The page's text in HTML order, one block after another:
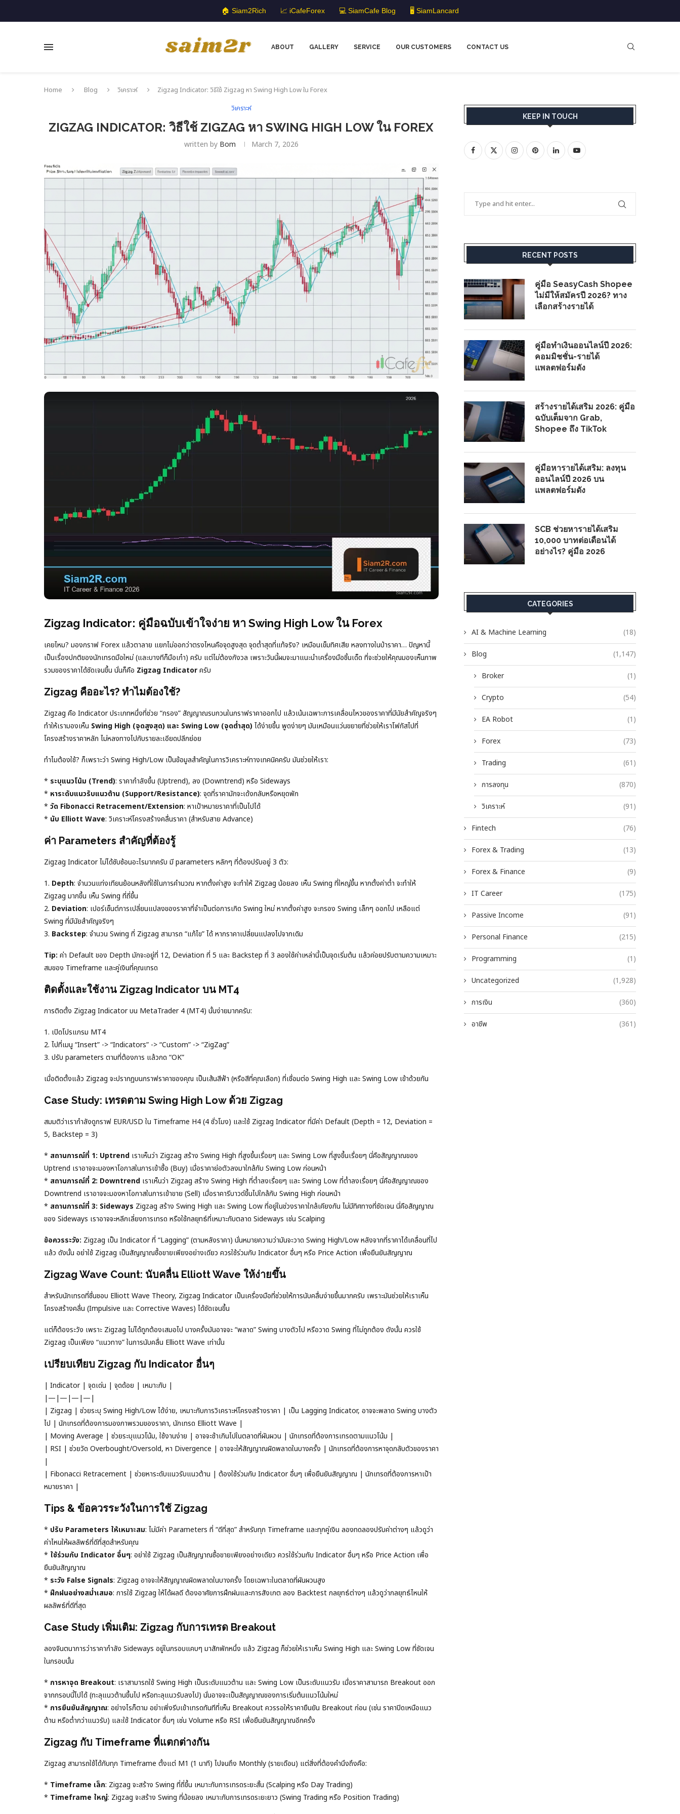
🏠 Siam2Rich 📈 iCafeForex 💻 SiamCafe Blog 🖥️ SiamLancard
ABOUT GALLERY SERVICE OUR CUSTOMERS CONTACT US
Home Blog วิเคราะห์
Zigzag Indicator: วิธีใช้ Zigzag หา Swing High Low ใน Forex
วิเคราะห์
ZIGZAG INDICATOR: วิธีใช้ ZIGZAG หา SWING HIGH LOW ใน FOREX
written by Bom March 7, 2026
Zigzag Indicator: คู่มือฉบับเข้าใจง่าย หา Swing High Low ใน Forex
เคยไหม? มองกราฟ Forex แล้วตาลาย แยกไม่ออกว่าตรงไหนคือจุดสูงสุด จุดต่ำสุดที่แท้จริง? เหมือนเข็มทิศเสีย หลงทางในป่าราคา… ปัญหานี้
เป็นเรื่องปกติของนักเทรดมือใหม่ (และบางทีก็มือเก๋า) ครับ แต่ไม่ต้องกังวล เพราะวันนี้ผมจะมาแนะนำเครื่องมือชิ้นเด็ด ที่จะช่วยให้คุณมองเห็นภาพ
รวมของราคาได้ชัดเจนขึ้น นั่นก็คือ Zigzag Indicatorครับ
Zigzag คืออะไร? ทำไมต้องใช้?
Zigzag คือ Indicator ประเภทหนึ่งที่ช่วย “กรอง” สัญญาณรบกวนในกราฟราคาออกไป แล้วเน้นเฉพาะการเคลื่อนไหวของราคาที่มีนัยสำคัญจริงๆ
ทำให้เรามองเห็น Swing High (จุดสูงสุด) และ Swing Low (จุดต่ำสุด) ได้ง่ายขึ้น พูดง่ายๆ มันเหมือนแว่นขยายที่ช่วยให้เราโฟกัสไปที่
โครงสร้างราคาหลัก ไม่หลงทางไปกับรายละเอียดปลีกย่อย
ทำไมต้องใช้? ก็เพราะว่า Swing High/Low เป็นข้อมูลสำคัญในการวิเคราะห์ทางเทคนิคครับ มันช่วยให้เรา:
* ระบุแนวโน้ม (Trend): ราคากำลังขึ้น (Uptrend), ลง (Downtrend) หรือ Sideways
* หาระดับแนวรับแนวต้าน (Support/Resistance): จุดที่ราคามักจะเด้งกลับหรือหยุดพัก
* วัด Fibonacci Retracement/Extension: หาเป้าหมายราคาที่เป็นไปได้
* นับ Elliott Wave: วิเคราะห์โครงสร้างคลื่นราคา (สำหรับสาย Advance)
ค่า Parameters สำคัญที่ต้องรู้
Zigzag Indicator ไม่ได้ซับซ้อนอะไรมากครับ มี parameters หลักๆ ที่ต้องปรับอยู่ 3 ตัว:
1. Depth: จำนวนแท่งเทียนย้อนหลังที่ใช้ในการคำนวณ หากตั้งค่าสูง จะทำให้ Zigzag น้อยลง เห็น Swing ที่ใหญ่ขึ้น หากตั้งค่าต่ำ จะทำให้
Zigzag มากขึ้น เห็น Swing ที่ถี่ขึ้น
2. Deviation: เปอร์เซ็นต์การเปลี่ยนแปลงของราคาที่จำเป็นต่อการเกิด Swing ใหม่ หากตั้งค่าสูง จะกรอง Swing เล็กๆ ออกไป เหลือแต่
Swing ที่มีนัยสำคัญจริงๆ
3. Backstep: จำนวน Swing ที่ Zigzag สามารถ “แก้ไข” ได้ หากราคาเปลี่ยนแปลงไปจากเดิม
Tip: ค่า Default ของ Depth มักจะอยู่ที่ 12, Deviation ที่ 5 และ Backstep ที่ 3 ลองใช้ค่าเหล่านี้เป็นจุดเริ่มต้น แล้วค่อยปรับตามความเหมาะ
สมของ Timeframe และคู่เงินที่คุณเทรด
ติดตั้งและใช้งาน Zigzag Indicator บน MT4
การติดตั้ง Zigzag Indicator บน MetaTrader 4 (MT4) นั้นง่ายมากครับ:
1. เปิดโปรแกรม MT4
2. ไปที่เมนู “Insert” -> “Indicators” -> “Custom” -> “ZigZag”
3. ปรับ parameters ตามที่ต้องการ แล้วกด “OK”
เมื่อติดตั้งแล้ว Zigzag จะปรากฏบนกราฟราคาของคุณ เป็นเส้นสีฟ้า (หรือสีที่คุณเลือก) ที่เชื่อมต่อ Swing High และ Swing Low เข้าด้วยกัน
Case Study: เทรดตาม Swing High Low ด้วย Zigzag
สมมติว่าเรากำลังดูกราฟ EUR/USD ใน Timeframe H4 (4 ชั่วโมง) และใช้ Zigzag Indicator ที่มีค่า Default (Depth = 12, Deviation =
5, Backstep = 3)
* สถานการณ์ที่ 1: Uptrend เราเห็นว่า Zigzag สร้าง Swing High ที่สูงขึ้นเรื่อยๆ และ Swing Low ที่สูงขึ้นเรื่อยๆ นี่คือสัญญาณของ
Uptrend เราอาจจะมองหาโอกาสในการเข้าซื้อ (Buy) เมื่อราคาย่อตัวลงมาใกล้กับ Swing Low ก่อนหน้า
* สถานการณ์ที่ 2: Downtrend เราเห็นว่า Zigzag สร้าง Swing High ที่ต่ำลงเรื่อยๆ และ Swing Low ที่ต่ำลงเรื่อยๆ นี่คือสัญญาณของ
Downtrend เราอาจจะมองหาโอกาสในการเข้าขาย (Sell) เมื่อราคารีบาวด์ขึ้นไปใกล้กับ Swing High ก่อนหน้า
* สถานการณ์ที่ 3: Sideways Zigzag สร้าง Swing High และ Swing Low ที่อยู่ในช่วงราคาใกล้เคียงกัน ไม่มีทิศทางที่ชัดเจน นี่คือสัญญาณ
ของ Sideways เราอาจจะหลีกเลี่ยงการเทรด หรือใช้กลยุทธ์ที่เหมาะกับตลาด Sideways เช่น Scalping
ข้อควรระวัง: Zigzag เป็น Indicator ที่ “Lagging” (ตามหลังราคา) นั่นหมายความว่ามันจะวาด Swing High/Low หลังจากที่ราคาได้เคลื่อนที่ไป
แล้ว ดังนั้น อย่าใช้ Zigzag เป็นสัญญาณซื้อขายเพียงอย่างเดียว ควรใช้ร่วมกับ Indicator อื่นๆ หรือ Price Action เพื่อยืนยันสัญญาณ
Zigzag Wave Count: นับคลื่น Elliott Wave ให้ง่ายขึ้น
สำหรับนักเทรดที่ชื่นชอบ Elliott Wave Theory, Zigzag Indicator เป็นเครื่องมือที่ช่วยให้การนับคลื่นง่ายขึ้นมากครับ เพราะมันช่วยให้เราเห็น
โครงสร้างคลื่น (Impulsive และ Corrective Waves) ได้ชัดเจนขึ้น
แต่ก็ต้องระวัง เพราะ Zigzag ไม่ได้ถูกต้องเสมอไป บางครั้งมันอาจจะ “พลาด” Swing บางตัวไป หรือวาด Swing ที่ไม่ถูกต้อง ดังนั้น ควรใช้
Zigzag เป็นเพียง “แนวทาง” ในการนับคลื่น Elliott Wave เท่านั้น
เปรียบเทียบ Zigzag กับ Indicator อื่นๆ
| Indicator | จุดเด่น | จุดด้อย | เหมาะกับ |
|—|—|—|—|
| Zigzag | ช่วยระบุ Swing High/Low ได้ง่าย, เหมาะกับการวิเคราะห์โครงสร้างราคา | เป็น Lagging Indicator, อาจจะพลาด Swing บางตัว
ไป | นักเทรดที่ต้องการมองภาพรวมของราคา, นักเทรด Elliott Wave |
| Moving Average | ช่วยระบุแนวโน้ม, ใช้งานง่าย | อาจจะช้าเกินไปในตลาดที่ผันผวน | นักเทรดที่ต้องการเทรดตามแนวโน้ม |
| RSI | ช่วยวัด Overbought/Oversold, หา Divergence | อาจจะให้สัญญาณผิดพลาดในบางครั้ง | นักเทรดที่ต้องการหาจุดกลับตัวของราคา
|
| Fibonacci Retracement | ช่วยหาระดับแนวรับแนวต้าน | ต้องใช้ร่วมกับ Indicator อื่นๆ เพื่อยืนยันสัญญาณ | นักเทรดที่ต้องการหาเป้า
หมายราคา |
Tips & ข้อควรระวังในการใช้ Zigzag
* ปรับ Parameters ให้เหมาะสม: ไม่มีค่า Parameters ที่ “ดีที่สุด” สำหรับทุก Timeframe และทุกคู่เงิน ลองทดลองปรับค่าต่างๆ แล้วดูว่า
ค่าไหนให้ผลลัพธ์ที่ดีที่สุดสำหรับคุณ
* ใช้ร่วมกับ Indicator อื่นๆ: อย่าใช้ Zigzag เป็นสัญญาณซื้อขายเพียงอย่างเดียว ควรใช้ร่วมกับ Indicator อื่นๆ หรือ Price Action เพื่อ
ยืนยันสัญญาณ
* ระวัง False Signals: Zigzag อาจจะให้สัญญาณผิดพลาดในบางครั้ง โดยเฉพาะในตลาดที่ผันผวนสูง
* ฝึกฝนอย่างสม่ำเสมอ: การใช้ Zigzag ให้ได้ผลดี ต้องอาศัยการฝึกฝนและการสังเกต ลอง Backtest กลยุทธ์ต่างๆ แล้วดูว่ากลยุทธ์ไหนให้
ผลลัพธ์ที่ดีที่สุด
Case Study เพิ่มเติม: Zigzag กับการเทรด Breakout
ลองจินตนาการว่าราคากำลัง Sideways อยู่ในกรอบแคบๆ มาสักพักหนึ่ง แล้ว Zigzag ก็ช่วยให้เราเห็น Swing High และ Swing Low ที่ชัดเจน
ในกรอบนั้น
* การหาจุด Breakout: เราสามารถใช้ Swing High เป็นระดับแนวต้าน และ Swing Low เป็นระดับแนวรับ เมื่อราคาสามารถ Breakout ออก
จากกรอบนี้ไปได้ (ทะลุแนวต้านขึ้นไป หรือทะลุแนวรับลงไป) นั่นอาจจะเป็นสัญญาณของการเริ่มต้นแนวโน้มใหม่
* การยืนยันสัญญาณ: อย่างไรก็ตาม อย่าเพิ่งรีบเข้าเทรดทันทีที่เห็น Breakout ควรรอให้ราคายืนยัน Breakout ก่อน (เช่น ราคาปิดเหนือแนว
ต้าน หรือต่ำกว่าแนวรับ) และใช้ Indicator อื่นๆ เช่น Volume หรือ RSI เพื่อยืนยันสัญญาณอีกครั้ง
Zigzag กับ Timeframe ที่แตกต่างกัน
Zigzag สามารถใช้ได้กับทุก Timeframe ตั้งแต่ M1 (1 นาที) ไปจนถึง Monthly (รายเดือน) แต่สิ่งที่ต้องคำนึงถึงคือ:
* Timeframe เล็ก: Zigzag จะสร้าง Swing ที่ถี่ขึ้น เหมาะกับการเทรดระยะสั้น (Scalping หรือ Day Trading)
* Timeframe ใหญ่: Zigzag จะสร้าง Swing ที่น้อยลง เหมาะกับการเทรดระยะยาว (Swing Trading หรือ Position Trading)
KEEP IN TOUCH
RECENT POSTS
คู่มือ SeasyCash Shopee
ไม่มีให้สมัครปี 2026? ทาง
เลือกสร้างรายได้
คู่มือทำเงินออนไลน์ปี 2026:
คอมมิชชั่น-รายได้
แพลตฟอร์มดัง
สร้างรายได้เสริม 2026: คู่มือ
ฉบับเต็มจาก Grab,
Shopee ถึง TikTok
คู่มือหารายได้เสริม: ลงทุน
ออนไลน์ปี 2026 บน
แพลตฟอร์มดัง
SCB ช่วยหารายได้เสริม
10,000 บาทต่อเดือนได้
อย่างไร? คู่มือ 2026
CATEGORIES
AI & Machine Learning (18)
Blog (1,147)
Broker (1)
Crypto (54)
EA Robot (1)
Forex (73)
Trading (61)
การลงทุน (870)
วิเคราะห์ (91)
Fintech (76)
Forex & Trading (13)
Forex & Finance (9)
IT Career (175)
Passive Income (91)
Personal Finance (215)
Programming (1)
Uncategorized (1,928)
การเงิน (360)
อาชีพ (361)